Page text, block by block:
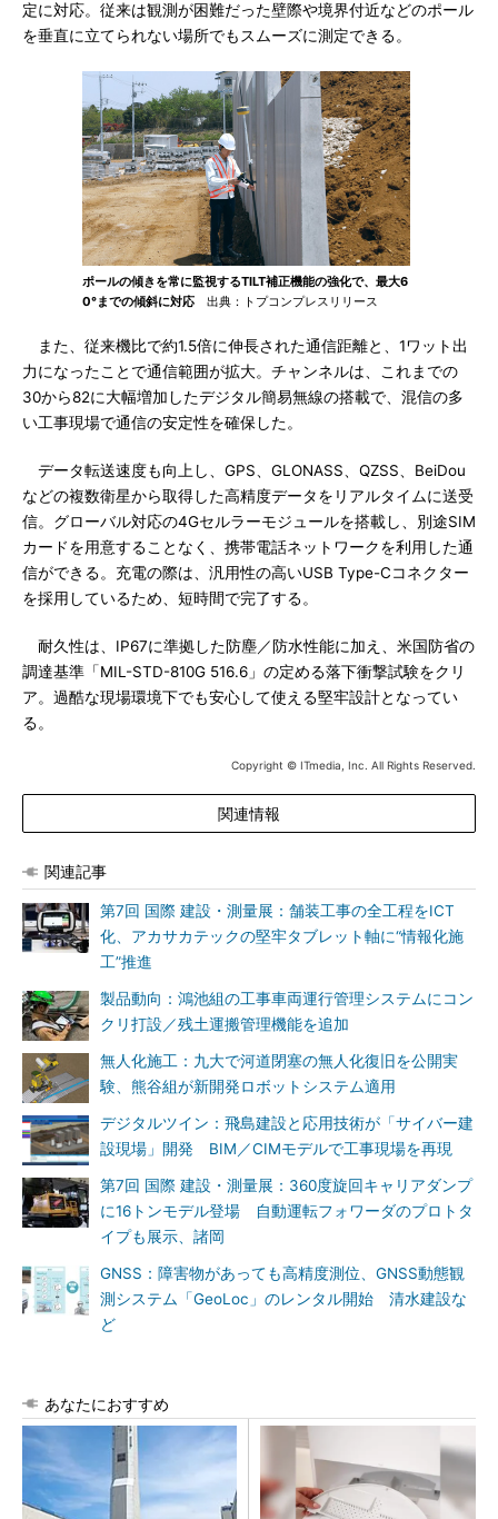
定に対応。従来は観測が困難だった壁際や境界付近などのポール
を垂直に立てられない場所でもスムーズに測定できる。
ポールの傾きを常に監視するTILT補正機能の強化で、最大6
0°までの傾斜に対応 出典：トプコンプレスリリース
また、従来機比で約1.5倍に伸長された通信距離と、1ワット出
力になったことで通信範囲が拡大。チャンネルは、これまでの
30から82に大幅増加したデジタル簡易無線の搭載で、混信の多
い工事現場で通信の安定性を確保した。
データ転送速度も向上し、GPS、GLONASS、QZSS、BeiDou
などの複数衛星から取得した高精度データをリアルタイムに送受
信。グローバル対応の4Gセルラーモジュールを搭載し、別途SIM
カードを用意することなく、携帯電話ネットワークを利用した通
信ができる。充電の際は、汎用性の高いUSB Type-Cコネクター
を採用しているため、短時間で完了する。
耐久性は、IP67に準拠した防塵／防水性能に加え、米国防省の
調達基準「MIL-STD-810G 516.6」の定める落下衝撃試験をクリ
ア。過酷な現場環境下でも安心して使える堅牢設計となってい
る。
Copyright © ITmedia, Inc. All Rights Reserved.
関連情報
関連記事
第7回 国際 建設・測量展：舗装工事の全工程をICT
化、アカサカテックの堅牢タブレット軸に“情報化施
工”推進
製品動向：鴻池組の工事車両運行管理システムにコン
クリ打設／残土運搬管理機能を追加
無人化施工：九大で河道閉塞の無人化復旧を公開実
験、熊谷組が新開発ロボットシステム適用
デジタルツイン：飛島建設と応用技術が「サイバー建
設現場」開発 BIM／CIMモデルで工事現場を再現
第7回 国際 建設・測量展：360度旋回キャリアダンプ
に16トンモデル登場 自動運転フォワーダのプロトタ
イプも展示、諸岡
GNSS：障害物があっても高精度測位、GNSS動態観
測システム「GeoLoc」のレンタル開始 清水建設な
ど
あなたにおすすめ